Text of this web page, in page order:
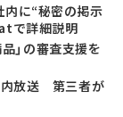
に“秘密の掲示
で詳細説明
」の審査支援を
内放送 第三者が